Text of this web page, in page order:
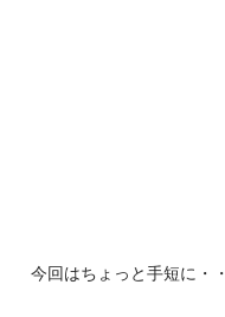
今回はちょっと手短に・・